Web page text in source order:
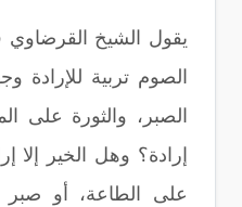
يقول الشيخ
الصوم تربية للإرادة
الصبر، والثورة على
إرادة؟ وهل الخير إلا
على الطاعة، أو صبر